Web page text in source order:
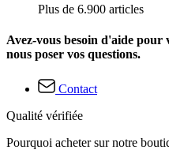
Plus de 6.900 articles
Avez-vous besoin d'aide pour
nous poser vos questions.
Contact
Qualité vérifiée
Pourquoi acheter sur notre